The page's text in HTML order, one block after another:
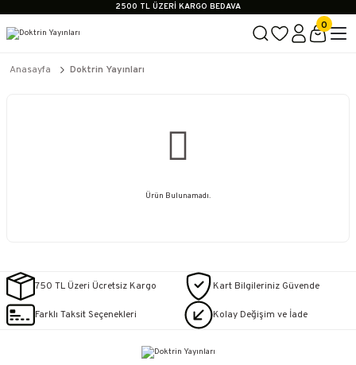
2500 TL ÜZERİ KARGO BEDAVA
2500 TL ÜZERİ KARGO BEDAVA
0
Anasayfa Doktrin Yayınları
Ürün Bulunamadı.
750 TL Üzeri Ücretsiz Kargo Kart Bilgileriniz Güvende
Farklı Taksit Seçenekleri Kolay Değişim ve İade